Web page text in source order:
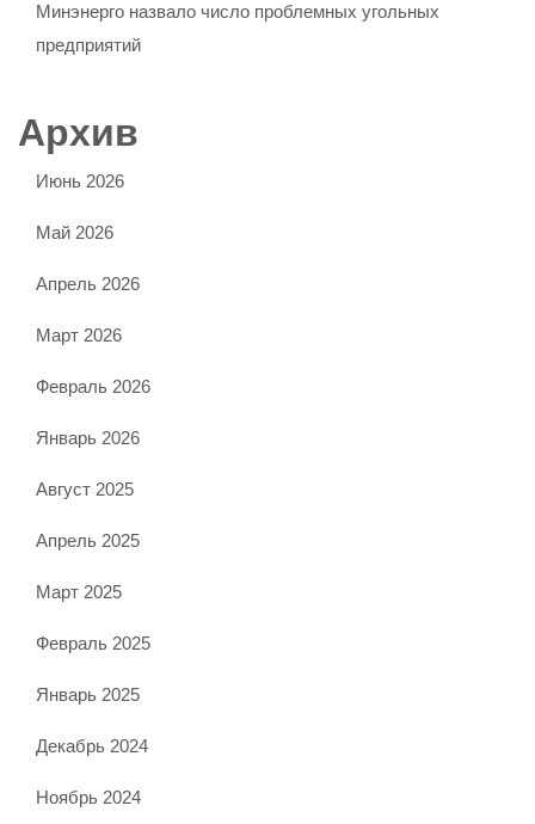
Минэнерго назвало число проблемных угольных
предприятий
Архив
Июнь 2026
Май 2026
Апрель 2026
Март 2026
Февраль 2026
Январь 2026
Август 2025
Апрель 2025
Март 2025
Февраль 2025
Январь 2025
Декабрь 2024
Ноябрь 2024